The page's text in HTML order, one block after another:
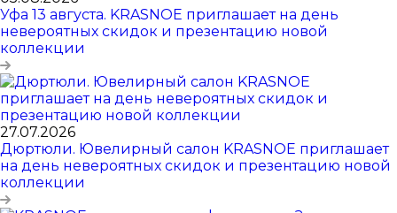
Уфа 13 августа. KRASNOE приглашает на день
невероятных скидок и презентацию новой
коллекции
27.07.2026
Дюртюли. Ювелирный салон KRASNOE приглашает
на день невероятных скидок и презентацию новой
коллекции